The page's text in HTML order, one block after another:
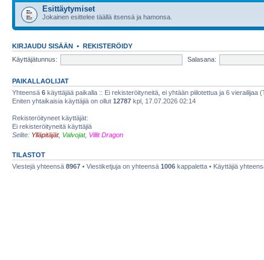
Esittäytymiset
Jokainen esittelee täällä itsensä ja hamonsa.
KIRJAUDU SISÄÄN • REKISTERÖIDY
Käyttäjätunnus:
Salasana:
PAIKALLAOLIJAT
Yhteensä 6 käyttäjää paikalla :: Ei rekisteröityneitä, ei yhtään piilotettua ja 6 vierailijaa
Eniten yhtaikaisia käyttäjiä on ollut 12787 kpl, 17.07.2026 02:14
Rekisteröityneet käyttäjät:
Ei rekisteröityneitä käyttäjiä
Selite: Ylläpitäjät, Valvojat, Villit Dragon
TILASTOT
Viestejä yhteensä 8967 • Viestiketjuja on yhteensä 1006 kappaletta • Käyttäjiä